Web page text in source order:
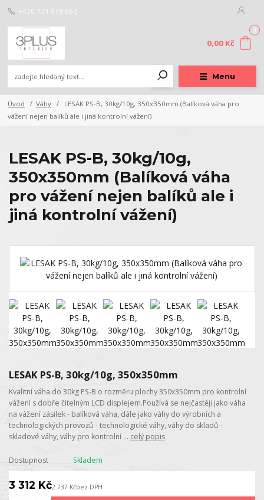
Menu
+420 724 878 662
0
0,00 Kč
Úvod Váhy
LESAK PS-B, 30kg/10g, 350x350mm (Balíková váha pro
vážení nejen balíků ale i jiná kontrolní vážení)
LESAK PS-B, 30kg/10g,
350x350mm (Balíková váha
pro vážení nejen balíků ale i
jiná kontrolní vážení)
LESAK PS-B, 30kg/10g, 350x350mm
Kvalitní váha do 30kg PS-B o rozměru plochy 350x350mm pro kontrolní
vážení s dobře čitelným LCD displejem.Používá se nejčastěji jako váha
na vážení zásilek - balíková váha, dále jako váhy do výrobních a
technologických provozů - technologické váhy, váhy do skladů -
skladové váhy, váhy pro kontrolní ... celý popis
Dostupnost Skladem
3 312 Kč2 737 Kčbez DPH